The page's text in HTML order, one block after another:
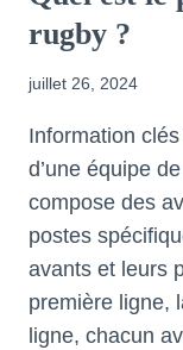
rugby ?
juillet 26, 2024
Information
d’une équipe
compose des
postes
avants et leurs
première ligne,
ligne, chacun